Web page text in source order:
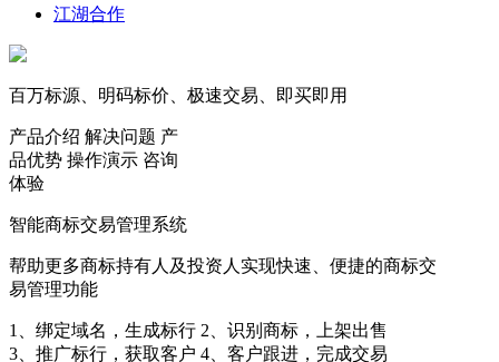
江湖合作
百万标源、明码标价、极速交易、即买即用
产品介绍 解决问题 产
品优势 操作演示 咨询
体验
智能商标交易管理系统
帮助更多商标持有人及投资人实现快速、便捷的商标交
易管理功能
1、绑定域名，生成标行 2、识别商标，上架出售
3、推广标行，获取客户 4、客户跟进，完成交易